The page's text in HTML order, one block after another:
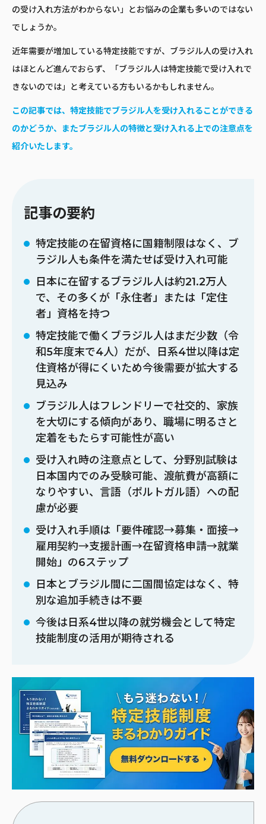
の受け入れ方法がわからない」とお悩みの企業も多いのではない
でしょうか。
近年需要が増加している特定技能ですが、ブラジル人の受け入れ
はほとんど進んでおらず、「ブラジル人は特定技能で受け入れで
きないのでは」と考えている方もいるかもしれません。
この記事では、特定技能でブラジル人を受け入れることができる
のかどうか、またブラジル人の特徴と受け入れる上での注意点を
紹介いたします。
記事の要約
特定技能の在留資格に国籍制限はなく、ブ
ラジル人も条件を満たせば受け入れ可能
日本に在留するブラジル人は約21.2万人
で、その多くが「永住者」または「定住
者」資格を持つ
特定技能で働くブラジル人はまだ少数（令
和5年度末で4人）だが、日系4世以降は定
住資格が得にくいため今後需要が拡大する
見込み
ブラジル人はフレンドリーで社交的、家族
を大切にする傾向があり、職場に明るさと
定着をもたらす可能性が高い
受け入れ時の注意点として、分野別試験は
日本国内でのみ受験可能、渡航費が高額に
なりやすい、言語（ポルトガル語）への配
慮が必要
受け入れ手順は「要件確認→募集・面接→
雇用契約→支援計画→在留資格申請→就業
開始」の6ステップ
日本とブラジル間に二国間協定はなく、特
別な追加手続きは不要
今後は日系4世以降の就労機会として特定
技能制度の活用が期待される